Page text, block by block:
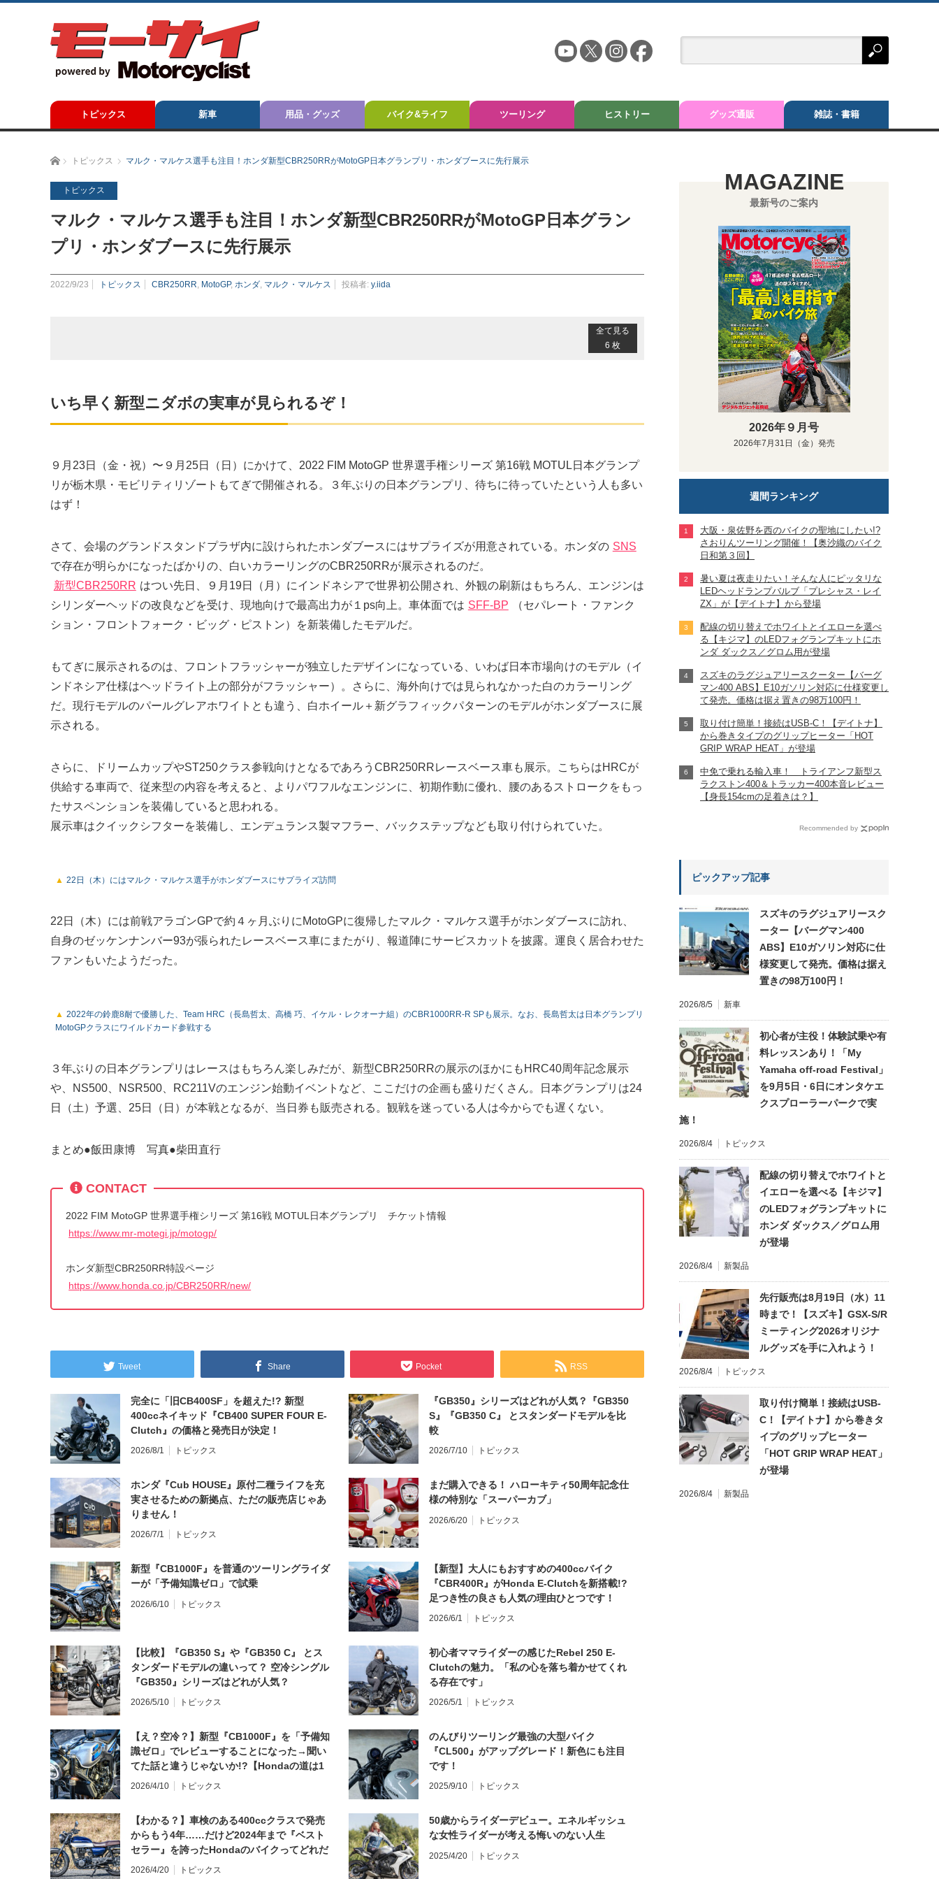
トピックス 新車 用品・グッズ バイク&ライフ ツーリング ヒストリー グッズ通販 雑誌・書籍
ホームトピックス マルク・マルケス選手も注目！ホンダ新型CBR250RRがMotoGP日本グランプリ・ホンダブースに先行展示
トピックス
マルク・マルケス選手も注目！ホンダ新型CBR250RRがMotoGP日本グラン
プリ・ホンダブースに先行展示
2022/9/23 トピックス CBR250RR MotoGP, ホンダ マルク・マルケス 投稿者: y.iida
全て見る
6 枚
いち早く新型ニダボの実車が見られるぞ！
９月23日（金・祝）〜９月25日（日）にかけて、2022 FIM MotoGP 世界選手権シリーズ 第16戦 MOTUL日本グランプ
リが栃木県・モビリティリゾートもてぎで開催される。３年ぶりの日本グランプリ、待ちに待っていたという人も多い
はず！
さて、会場のグランドスタンドプラザ内に設けられたホンダブースにはサプライズが用意されている。ホンダの SNS
で存在が明らかになったばかりの、白いカラーリングのCBR250RRが展示されるのだ。
新型CBR250RR はつい先日、９月19日（月）にインドネシアで世界初公開され、外観の刷新はもちろん、エンジンは
シリンダーヘッドの改良などを受け、現地向けで最高出力が１ps向上。車体面では SFF-BP
（セパレート・ファンク
ション・フロントフォーク・ビッグ・ピストン）を新装備したモデルだ。
もてぎに展示されるのは、フロントフラッシャーが独立したデザインになっている、いわば日本市場向けのモデル（イ
ンドネシア仕様はヘッドライト上の部分がフラッシャー）。さらに、海外向けでは見られなかった白のカラーリング
だ。現行モデルのパールグレアホワイトとも違う、白ホイール＋新グラフィックパターンのモデルがホンダブースに展
示される。
さらに、ドリームカップやST250クラス参戦向けとなるであろうCBR250RRレースベース車も展示。こちらはHRCが
供給する車両で、従来型の内容を考えると、よりパワフルなエンジンに、初期作動に優れ、腰のあるストロークをもっ
たサスペンションを装備していると思われる。
展示車はクイックシフターを装備し、エンデュランス製マフラー、バックステップなども取り付けられていた。
22日（木）にはマルク・マルケス選手がホンダブースにサプライズ訪問
22日（木）には前戦アラゴンGPで約４ヶ月ぶりにMotoGPに復帰したマルク・マルケス選手がホンダブースに訪れ、
自身のゼッケンナンバー93が張られたレースベース車にまたがり、報道陣にサービスカットを披露。運良く居合わせた
ファンもいたようだった。
2022年の鈴鹿8耐で優勝した、Team HRC（長島哲太、高橋 巧、イケル・レクオーナ組）のCBR1000RR-R SPも展示。なお、長島哲太は日本グランプリ
MotoGPクラスにワイルドカード参戦する
３年ぶりの日本グランプリはレースはもちろん楽しみだが、新型CBR250RRの展示のほかにもHRC40周年記念展示
や、NS500、NSR500、RC211Vのエンジン始動イベントなど、ここだけの企画も盛りだくさん。日本グランプリは24
日（土）予選、25日（日）が本戦となるが、当日券も販売される。観戦を迷っている人は今からでも遅くない。
まとめ●飯田康博 写真●柴田直行
CONTACT
2022 FIM MotoGP 世界選手権シリーズ 第16戦 MOTUL日本グランプリ チケット情報
https://www.mr-motegi.jp/motogp/
ホンダ新型CBR250RR特設ページ
https://www.honda.co.jp/CBR250RR/new/
Tweet Share Pocket RSS
完全に「旧CB400SF」を超えた!? 新型
400ccネイキッド『CB400 SUPER FOUR E-
Clutch』の価格と発売日が決定！
2026/8/1 トピックス
『GB350』シリーズはどれが人気？『GB350
S』『GB350 C』 とスタンダードモデルを比
較
2026/7/10 トピックス
ホンダ『Cub HOUSE』原付二種ライフを充
実させるための新拠点、ただの販売店じゃあ
りません！
2026/7/1 トピックス
まだ購入できる！ ハローキティ50周年記念仕
様の特別な「スーパーカブ」
2026/6/20 トピックス
新型『CB1000F』を普通のツーリングライダ
ーが「予備知識ゼロ」で試乗
2026/6/10 トピックス
【新型】大人にもおすすめの400ccバイク
『CBR400R』がHonda E-Clutchを新搭載!?
足つき性の良さも人気の理由ひとつです！
2026/6/1 トピックス
【比較】『GB350 S』や『GB350 C』 とス
タンダードモデルの違いって？ 空冷シングル
『GB350』シリーズはどれが人気？
2026/5/10 トピックス
初心者ママライダーの感じたRebel 250 E-
Clutchの魅力。「私の心を落ち着かせてくれ
る存在です」
2026/5/1 トピックス
【え？空冷？】新型『CB1000F』を「予備知
識ゼロ」でレビューすることになった→聞い
てた話と違うじゃないか!?【Hondaの道は1
日にしてならず／CB1000F ①第一印象 編】
2026/4/10 トピックス
のんびりツーリング最強の大型バイク
『CL500』がアップグレード！新色にも注目
です！
2025/9/10 トピックス
【わかる？】車検のある400ccクラスで発売
からもう4年……だけど2024年まで『ベスト
セラー』を誇ったHondaのバイクってどれだ
と思う？
2026/4/20 トピックス
50歳からライダーデビュー。エネルギッシュ
な女性ライダーが考える悔いのない人生
2025/4/20 トピックス
MAGAZINE
最新号のご案内
2026年９月号
2026年7月31日（金）発売
週間ランキング
大阪・泉佐野を西のバイクの聖地にしたい!?
さおりんツーリング開催！【奥沙織のバイク
日和第３回】
暑い夏は夜走りたい！そんな人にピッタリな
LEDヘッドランプバルブ「プレシャス・レイ
ZX」が【デイトナ】から登場
配線の切り替えでホワイトとイエローを選べ
る【キジマ】のLEDフォグランプキットにホ
ンダ ダックス／グロム用が登場
スズキのラグジュアリースクーター【バーグ
マン400 ABS】E10ガソリン対応に仕様変更し
て発売。価格は据え置きの98万100円！
取り付け簡単！接続はUSB-C！【デイトナ】
から巻きタイプのグリップヒーター「HOT
GRIP WRAP HEAT」が登場
中免で乗れる輸入車！ トライアンフ新型ス
ラクストン400＆トラッカー400本音レビュー
【身長154cmの足着きは？】
Recommended by
ピックアップ記事
スズキのラグジュアリースク
ーター【バーグマン400
ABS】E10ガソリン対応に仕
様変更して発売。価格は据え
置きの98万100円！
2026/8/5 新車
初心者が主役！体験試乗や有
料レッスンあり！「My
Yamaha off-road Festival」
を9月5日・6日にオンタケエ
クスプローラーパークで実
施！
2026/8/4 トピックス
配線の切り替えでホワイトと
イエローを選べる【キジマ】
のLEDフォグランプキットに
ホンダ ダックス／グロム用
が登場
2026/8/4 新製品
先行販売は8月19日（水）11
時まで！【スズキ】GSX-S/R
ミーティング2026オリジナ
ルグッズを手に入れよう！
2026/8/4 トピックス
取り付け簡単！接続はUSB-
C！【デイトナ】から巻きタ
イプのグリップヒーター
「HOT GRIP WRAP HEAT」
が登場
2026/8/4 新製品